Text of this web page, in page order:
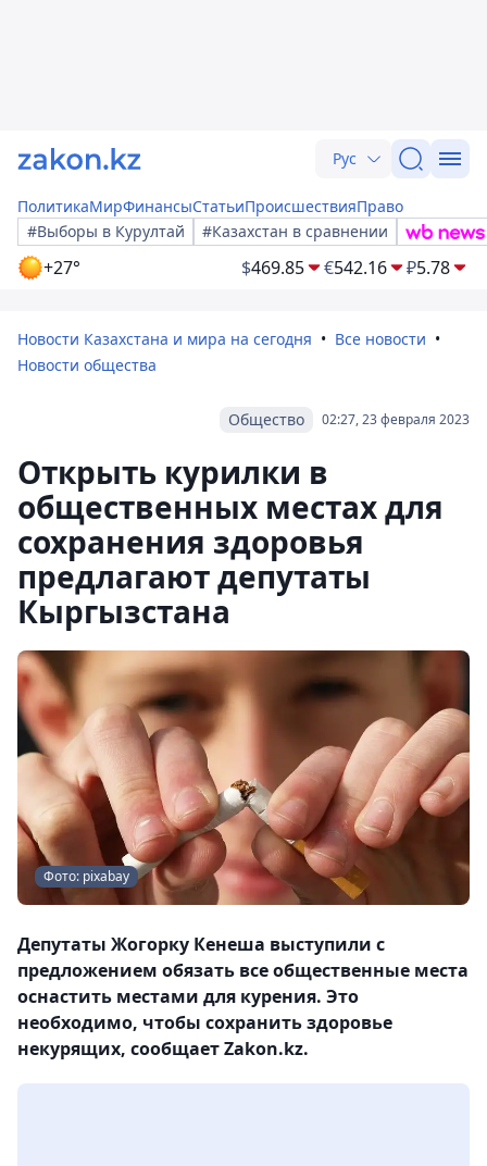
Рус
ПолитикаМирФинансыСтатьиПроисшествияПраво
#Выборы в Курултай
#Казахстан в сравнении
+27° $469.85 €542.16 ₽5.78
Новости Казахстана и мира на сегодня
Все новости
Новости общества
02:27, 23 февраля 2023
Общество
Открыть курилки в
общественных местах для
сохранения здоровья
предлагают депутаты
Кыргызстана
Фото: pixabay
Депутаты Жогорку Кенеша выступили с
предложением обязать все общественные места
оснастить местами для курения. Это
необходимо, чтобы сохранить здоровье
некурящих, сообщает Zakon.kz.